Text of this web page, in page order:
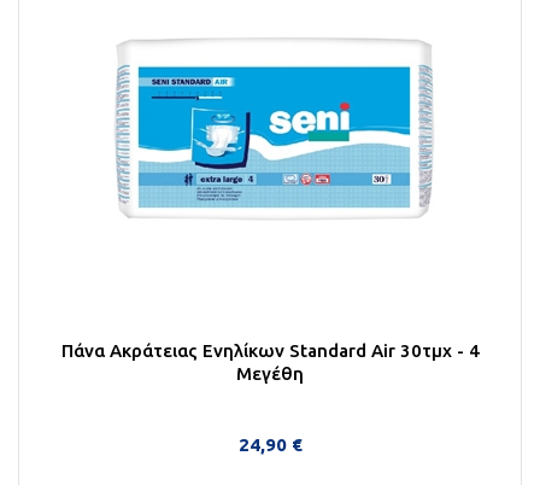
Πάνα Ακράτειας Ενηλίκων Standard Air 30τμχ - 4
Μεγέθη
24,90 €